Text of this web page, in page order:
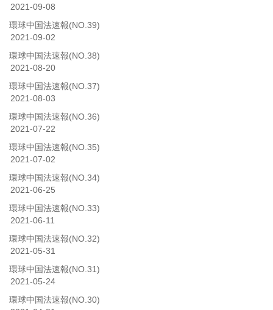
2021-09-08
環球中国法速報(NO.39)
2021-09-02
環球中国法速報(NO.38)
2021-08-20
環球中国法速報(NO.37)
2021-08-03
環球中国法速報(NO.36)
2021-07-22
環球中国法速報(NO.35)
2021-07-02
環球中国法速報(NO.34)
2021-06-25
環球中国法速報(NO.33)
2021-06-11
環球中国法速報(NO.32)
2021-05-31
環球中国法速報(NO.31)
2021-05-24
環球中国法速報(NO.30)